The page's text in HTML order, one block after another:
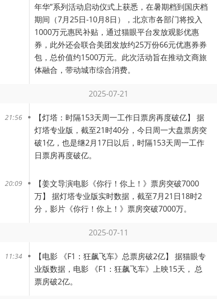
年华”系列活动启动仪式上获悉，在暑期档到国庆档
期间（7月25日-10月8日），北京市各部门将投入
1000万元惠民补贴，通过猫眼平台发放观影优惠
券，此外还会联合美团发放约25万份66元优惠券券
包，总价值约1500万元。此次活动旨在推动文商旅
体融合，带动城市综合消费。
2025-07-21
21:56 【灯塔：时隔153天周一工作日票房再度破亿】 据
灯塔专业版，截至21时40分，今日周一大盘票房突
破1亿，也是继2月17日以后，时隔153天周一工作
日票房再度破亿。
20:09 【姜文导演电影《你行！你上！》票房突破7000
万】 据灯塔专业版实时数据，截至7月21日18时2
分，影片《你行！你上！》票房突破7000万。 ​​​
2025-07-11
11:34 【电影 《F1：狂飙飞车》总票房破2亿】 据猫眼专
业版数据，电影 《F1：狂飙飞车》上映15天， 总
票房破2亿。